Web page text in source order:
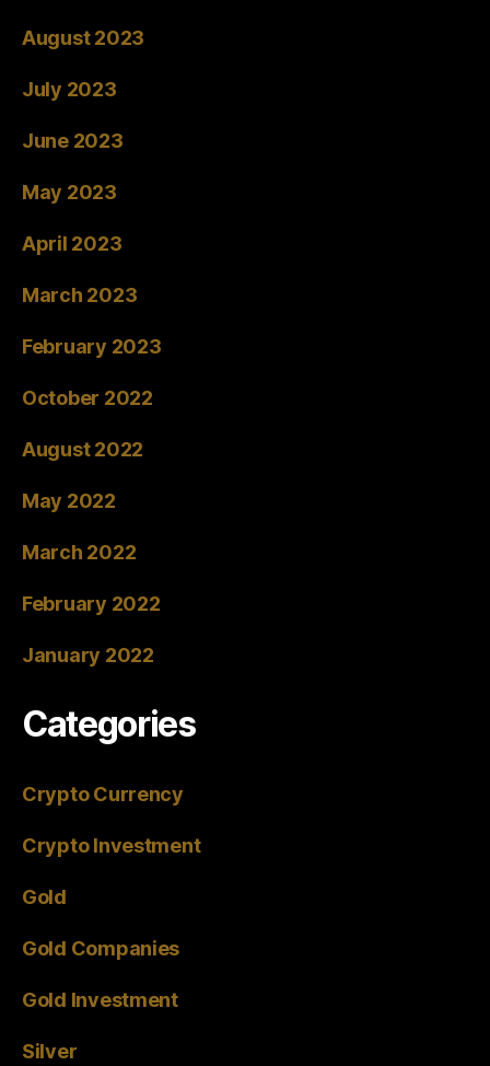
August 2023
July 2023
June 2023
May 2023
April 2023
March 2023
February 2023
October 2022
August 2022
May 2022
March 2022
February 2022
January 2022
Categories
Crypto Currency
Crypto Investment
Gold
Gold Companies
Gold Investment
Silver